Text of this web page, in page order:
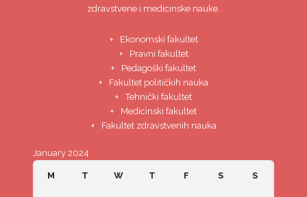
zdravstvene i medicinske nauke.
Ekonomski fakultet
Pravni fakultet
Pedagoški fakultet
Fakultet političkih nauka
Tehnički fakultet
Medicinski fakultet
Fakultet zdravstvenih nauka
January 2024
M T W T F S S